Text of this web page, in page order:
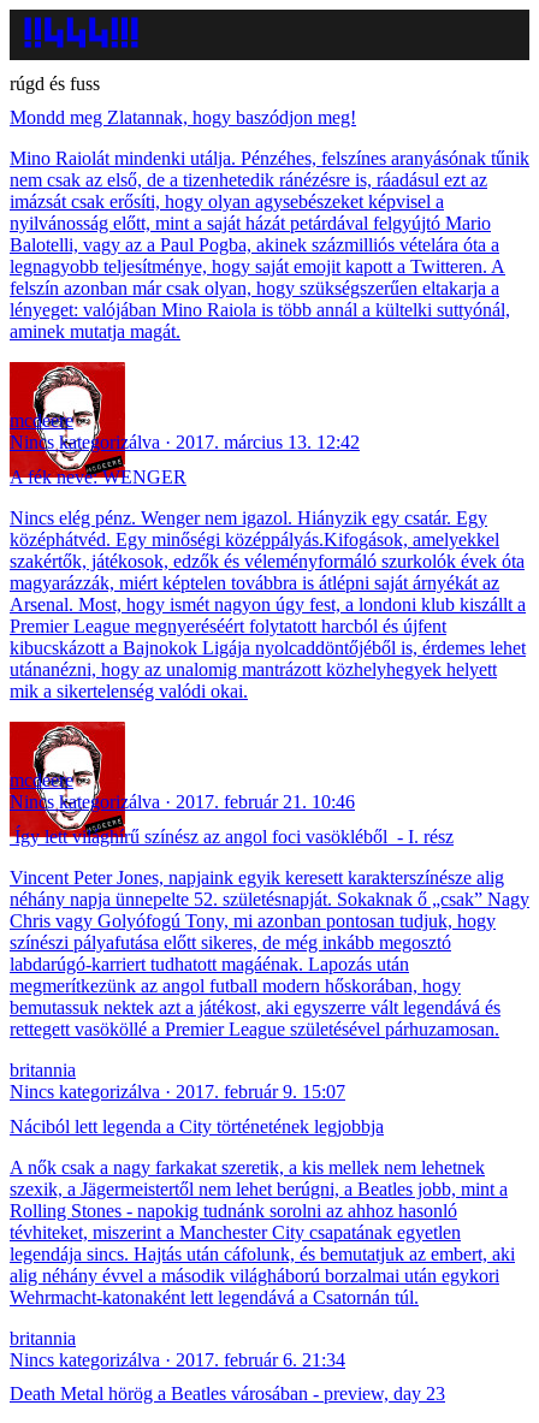
rúgd és fuss
Mondd meg Zlatannak, hogy baszódjon meg!
Mino Raiolát mindenki utálja. Pénzéhes, felszínes aranyásónak tűnik
nem csak az első, de a tizenhetedik ránézésre is, ráadásul ezt az
imázsát csak erősíti, hogy olyan agysebészeket képvisel a
nyilvánosság előtt, mint a saját házát petárdával felgyújtó Mario
Balotelli, vagy az a Paul Pogba, akinek százmilliós vételára óta a
legnagyobb teljesítménye, hogy saját emojit kapott a Twitteren. A
felszín azonban már csak olyan, hogy szükségszerűen eltakarja a
lényeget: valójában Mino Raiola is több annál a kültelki suttyónál,
aminek mutatja magát.
mcdeere
Nincs kategorizálva
2017. március 13. 12:42
A fék neve: WENGER
Nincs elég pénz. Wenger nem igazol. Hiányzik egy csatár. Egy
középhátvéd. Egy minőségi középpályás.Kifogások, amelyekkel
szakértők, játékosok, edzők és véleményformáló szurkolók évek óta
magyarázzák, miért képtelen továbbra is átlépni saját árnyékát az
Arsenal. Most, hogy ismét nagyon úgy fest, a londoni klub kiszállt a
Premier League megnyeréséért folytatott harcból és újfent
kibucskázott a Bajnokok Ligája nyolcaddöntőjéből is, érdemes lehet
utánanézni, hogy az unalomig mantrázott közhelyhegyek helyett
mik a sikertelenség valódi okai.
mcdeere
Nincs kategorizálva
2017. február 21. 10:46
Így lett világhírű színész az angol foci vasökléből - I. rész
Vincent Peter Jones, napjaink egyik keresett karakterszínésze alig
néhány napja ünnepelte 52. születésnapját. Sokaknak ő „csak” Nagy
Chris vagy Golyófogú Tony, mi azonban pontosan tudjuk, hogy
színészi pályafutása előtt sikeres, de még inkább megosztó
labdarúgó-karriert tudhatott magáénak. Lapozás után
megmerítkezünk az angol futball modern hőskorában, hogy
bemutassuk nektek azt a játékost, aki egyszerre vált legendává és
rettegett vasököllé a Premier League születésével párhuzamosan.
britannia
Nincs kategorizálva
2017. február 9. 15:07
Náciból lett legenda a City történetének legjobbja
A nők csak a nagy farkakat szeretik, a kis mellek nem lehetnek
szexik, a Jägermeistertől nem lehet berúgni, a Beatles jobb, mint a
Rolling Stones - napokig tudnánk sorolni az ahhoz hasonló
tévhiteket, miszerint a Manchester City csapatának egyetlen
legendája sincs. Hajtás után cáfolunk, és bemutatjuk az embert, aki
alig néhány évvel a második világháború borzalmai után egykori
Wehrmacht-katonaként lett legendává a Csatornán túl.
britannia
Nincs kategorizálva
2017. február 6. 21:34
Death Metal hörög a Beatles városában - preview, day 23